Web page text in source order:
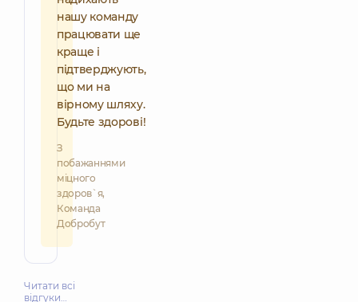
нашу команду
працювати ще
краще і
підтверджують,
що ми на
вірному шляху.
Будьте здорові!
З
побажаннями
міцного
здоров`я,
Команда
Добробут
Читати всі
відгуки…